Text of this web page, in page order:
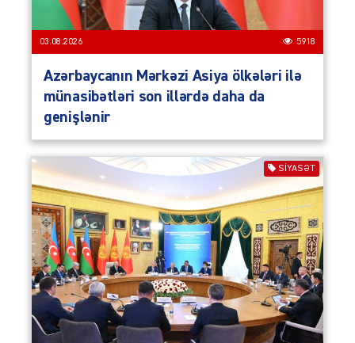
03.08.2026 5918
Azərbaycanın Mərkəzi Asiya ölkələri ilə
münasibətləri son illərdə daha da
genişlənir
SIYASƏT